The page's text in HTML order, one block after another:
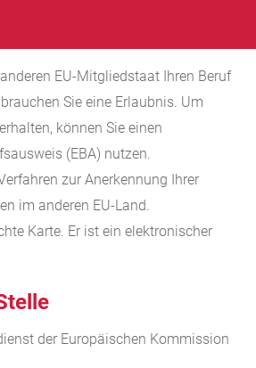
EU-Mitgliedstaat Ihren Beruf
Sie eine Erlaubnis. Um
können Sie einen
(EBA) nutzen.
zur Anerkennung Ihrer
im anderen EU-Land.
Karte. Er ist ein elektronischer
der Europäischen Kommission